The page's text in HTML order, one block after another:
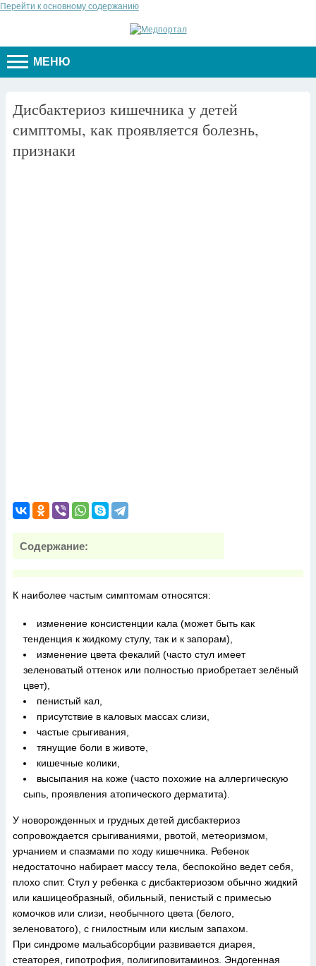
Перейти к основному содержанию
МЕНЮ
Дисбактериоз кишечника у детей
симптомы, как проявляется болезнь,
признаки
Содержание:
К наиболее частым симптомам относятся:
изменение консистенции кала (может быть как
тенденция к жидкому стулу, так и к запорам),
изменение цвета фекалий (часто стул имеет
зеленоватый оттенок или полностью приобретает зелёный
цвет),
пенистый кал,
присутствие в каловых массах слизи,
частые срыгивания,
тянущие боли в животе,
кишечные колики,
высыпания на коже (часто похожие на аллергическую
сыпь, проявления атопического дерматита).
У новорожденных и грудных детей дисбактериоз
сопровождается срыгиваниями, рвотой, метеоризмом,
урчанием и спазмами по ходу кишечника. Ребенок
недостаточно набирает массу тела, беспокойно ведет себя,
плохо спит. Стул у ребенка с дисбактериозом обычно жидкий
или кашицеобразный, обильный, пенистый с примесью
комочков или слизи, необычного цвета (белого,
зеленоватого), с гнилостным или кислым запахом.
При синдроме мальабсорбции развивается диарея,
стеаторея, гипотрофия, полигиповитаминоз. Эндогенная